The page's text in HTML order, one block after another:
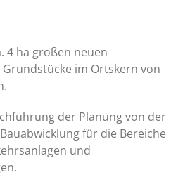
4 ha großen neuen
im Ortskern von
der Planung von der
für die Bereiche
und